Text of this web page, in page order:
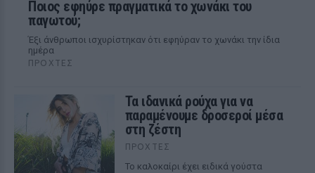
Ποιος εφηύρε πραγματικά το χωνάκι του
παγωτού;
Έξι άνθρωποι ισχυρίστηκαν ότι εφηύραν το χωνάκι την ίδια
ημέρα
ΠΡΟΧΤΈΣ
Τα ιδανικά ρούχα για να
παραμένουμε δροσεροί μέσα
στη ζέστη
ΠΡΟΧΤΈΣ
To καλοκαίρι έχει ειδικά γούστα